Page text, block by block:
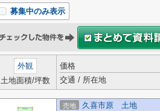
募集中のみ表示
外観
土地面積/坪数
価格
交通 / 所在地
売地 久喜市原 土地